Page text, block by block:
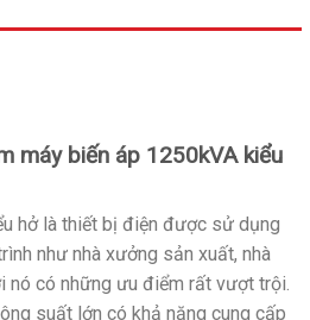
máy biến áp 1250kVA kiểu
hở là thiết bị điện được sử dụng
như nhà xưởng sản xuất, nhà
nó có những ưu điểm rất vượt trội.
suất lớn có khả năng cung cấp